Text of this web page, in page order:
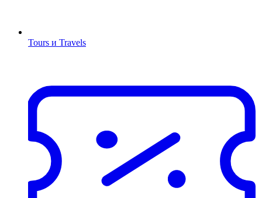
Tours и Travels